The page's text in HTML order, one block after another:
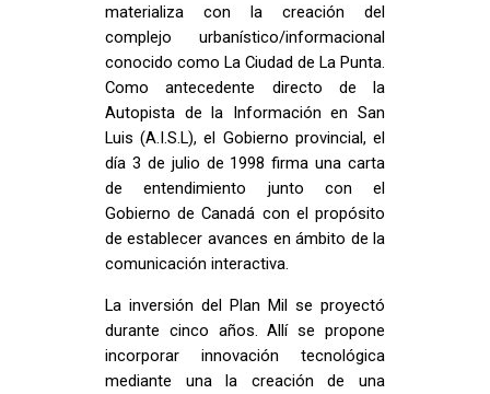
materializa con la creación del
complejo urbanístico/informacional
conocido como La Ciudad de La Punta.
Como antecedente directo de la
Autopista de la Información en San
Luis (A.I.S.L), el Gobierno provincial, el
día 3 de julio de 1998 firma una carta
de entendimiento junto con el
Gobierno de Canadá con el propósito
de establecer avances en ámbito de la
comunicación interactiva.
La inversión del Plan Mil se proyectó
durante cinco años. Allí se propone
incorporar innovación tecnológica
mediante una la creación de una